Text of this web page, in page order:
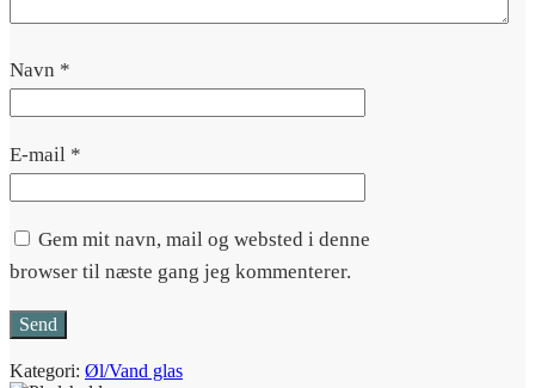
Navn *
E-mail *
Gem mit navn, mail og websted i denne
browser til næste gang jeg kommenterer.
Kategori: Øl/Vand glas